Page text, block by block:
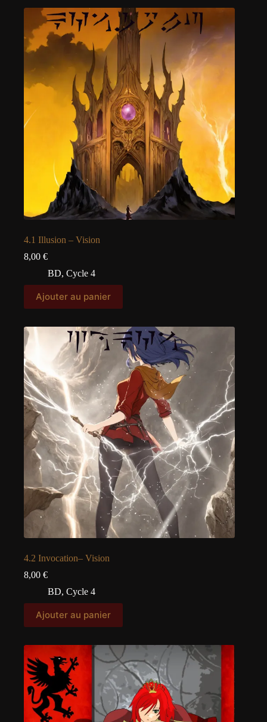
4.1 Illusion – Vision
8,00 €
BD, Cycle 4
Ajouter au panier
4.2 Invocation– Vision
8,00 €
BD, Cycle 4
Ajouter au panier